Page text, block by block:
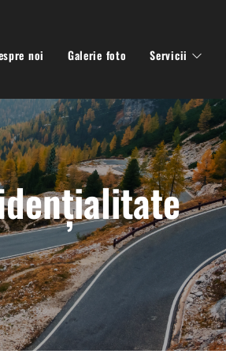
noi Galerie foto Servicii